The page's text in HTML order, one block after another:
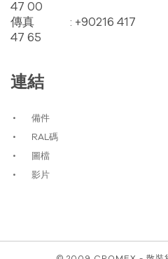
47 00
傳真
: +90216 417
47 65
連結
備件
RAL碼
圖檔
影片